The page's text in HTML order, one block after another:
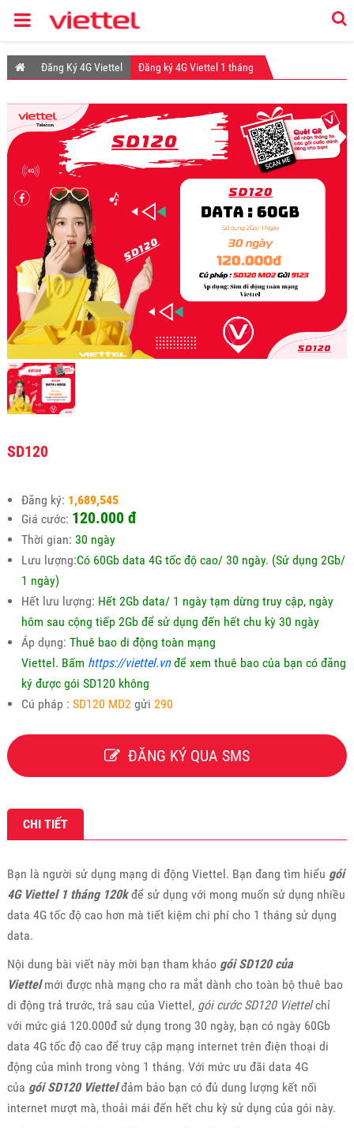
Đăng Ký 4G Viettel Đăng ký 4G Viettel 1 tháng
SD120
Đăng ký: 1,689,545
Giá cước: 120.000 đ
Thời gian: 30 ngày
Lưu lượng:Có 60Gb data 4G tốc độ cao/ 30 ngày. (Sử dụng 2Gb/
1 ngày)
Hết lưu lượng: Hết 2Gb data/ 1 ngày tạm dừng truy cập, ngày
hôm sau cộng tiếp 2Gb để sử dụng đến hết chu kỳ 30 ngày
Áp dụng: Thuê bao di động toàn mạng
Viettel. Bấm https://viettel.vn để xem thuê bao của bạn có đăng
ký được gói SD120 không
Cú pháp : SD120 MD2 gửi 290
ĐĂNG KÝ QUA SMS
CHI TIẾT
Bạn là người sử dụng mạng di động Viettel. Bạn đang tìm hiểu gói
4G Viettel 1 tháng 120kđể sử dụng với mong muốn sử dụng nhiều
data 4G tốc độ cao hơn mà tiết kiệm chi phí cho 1 tháng sử dụng
data.
Nội dung bài viết này mời bạn tham khảo gói SD120 của
Viettelmới được nhà mạng cho ra mắt dành cho toàn bộ thuê bao
di động trả trước, trả sau của Viettel, gói cước SD120 Viettelchỉ
với mức giá 120.000đ sử dụng trong 30 ngày, bạn có ngày 60Gb
data 4G tốc độ cao để truy cập mạng internet trên điện thoại di
động của mình trong vòng 1 tháng. Với mức ưu đãi data 4G
của gói SD120 Viettelđảm bảo bạn có đủ dung lượng kết nối
internet mượt mà, thoải mái đến hết chu kỳ sử dụng của gói này.